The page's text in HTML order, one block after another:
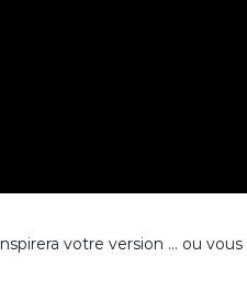
votre version … ou